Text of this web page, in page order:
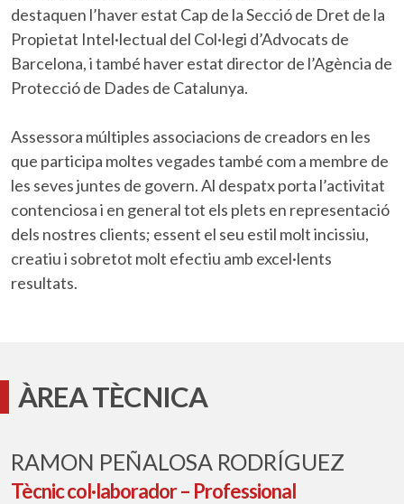
destaquen l’haver estat Cap de la Secció de Dret de la
Propietat Intel·lectual del Col·legi d’Advocats de
Barcelona, i també haver estat director de l’Agència de
Protecció de Dades de Catalunya.
Assessora múltiples associacions de creadors en les
que participa moltes vegades també com a membre de
les seves juntes de govern. Al despatx porta l’activitat
contenciosa i en general tot els plets en representació
dels nostres clients; essent el seu estil molt incissiu,
creatiu i sobretot molt efectiu amb excel·lents
resultats.
ÀREA TÈCNICA
RAMON PEÑALOSA RODRÍGUEZ
Tècnic col·laborador – Professional